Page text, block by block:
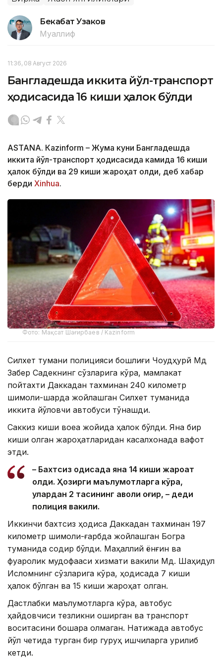
Бекабат Узаков
Муаллиф
11:36, 08 Август 2026
Бангладешда иккита йўл-транспорт
ҳодисасида 16 киши ҳалок бўлди
ASTANА. Кazinform – Жума куни Бангладешда
иккита йўл-транспорт ҳодисасида камида 16 киши
ҳалок бўлди ва 29 киши жароҳат олди, деб хабар
берди Xinhua.
Фото: Мақсат Шағирбаев / Kazinform
Силхет тумани полицияси бошлиғи Чоудҳурй Мд
Забер Садекнинг сўзларига кўра, мамлакат
пойтахти Даккадан тахминан 240 километр
шимоли-шарқда жойлашган Силхет туманида
иккита йўловчи автобуси тўқнашди.
Саккиз киши воқеа жойида ҳалок бўлди. Яна бир
киши олган жароҳатларидан касалхонада вафот
этди.
– Бахтсиз ҳодисада яна 14 киши жароҳат
олди. Ҳозирги маълумотларга кўра,
улардан 2 тасининг аҳволи оғир, – деди
полиция вакили.
Иккинчи бахтсиз ҳодиса Даккадан тахминан 197
километр шимоли-ғарбда жойлашган Богра
туманида содир бўлди. Маҳаллий ёнғин ва
фуқаролик мудофааси хизмати вакили Мд. Шаҳидул
Исломнинг сўзларига кўра, ҳодисада 7 киши
ҳалок бўлган ва 15 киши жароҳат олган.
Дастлабки маълумотларга кўра, автобус
ҳайдовчиси тезликни оширган ва транспорт
воситасини бошқара олмаган. Натижада автобус
йўл четида турган бир гуруҳ ишчиларга урилиб
кетди.